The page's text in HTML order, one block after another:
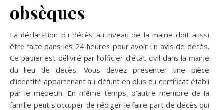
obsèques
La déclaration du décès au niveau de la mairie doit aussi
être faite dans les 24 heures pour avoir un avis de décès.
Ce papier est délivré par l’officier d’état-civil dans la mairie
du lieu de décès. Vous devez présenter une pièce
d’identité appartenant au défunt en plus du certificat établi
par le médecin. En même temps, d’autre membre de la
famille peut s’occuper de rédiger le faire part de décès qui